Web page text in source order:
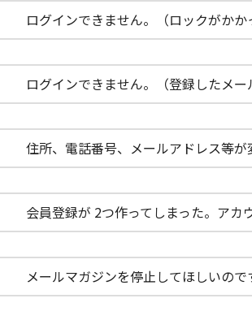
ログインできません。（ロックがかか
ログインできません。（登録したメ
住所、電話番号、メールアドレス等
会員登録が 2つ作ってしまった。ア
メールマガジンを停止してほしいので